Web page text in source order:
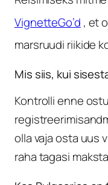
VignetteGo’d , et
marsruudi riikide
Mis siis, kui
Kontrolli enne
olla vaja osta uus
raha tagasi